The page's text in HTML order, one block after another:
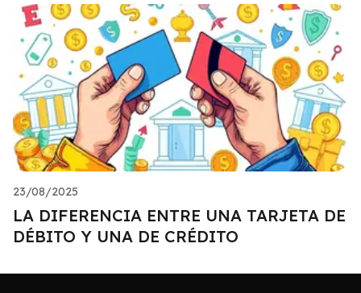
23/08/2025
LA DIFERENCIA ENTRE UNA TARJETA DE
DÉBITO Y UNA DE CRÉDITO